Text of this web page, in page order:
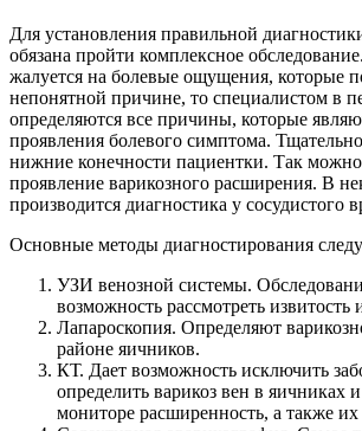
Для установления правильной
обязана пройти комплексное
жалуется на болевые ощущения, которые
непонятной причине, то специалистом в
определяются все причины, которые
проявления болевого симптома.
нижние конечности пациентки. Так
проявление варикозного расширения. В
производится диагностика у сосудистого
Основные методы диагностирования
УЗИ венозной системы.
возможность рассмотреть
Лапароскопия. Определяют
районе яичников.
КТ. Дает возможность исключить
определить варикоз вен в яичниках
мониторе расширенность, а также их